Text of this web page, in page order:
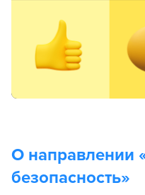
О направлении
безопасность»